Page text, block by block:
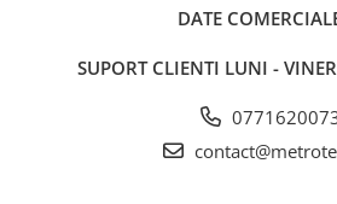
DATE
SUPORT CLIENTI LUNI -